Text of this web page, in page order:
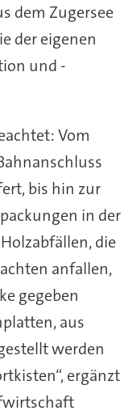
dem Zugersee
der eigenen
und -
Vom
bis hin zur
in der
die
anfallen,
gegeben
aus
werden
ergänzt